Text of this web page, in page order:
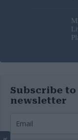
Subscribe
newsletter